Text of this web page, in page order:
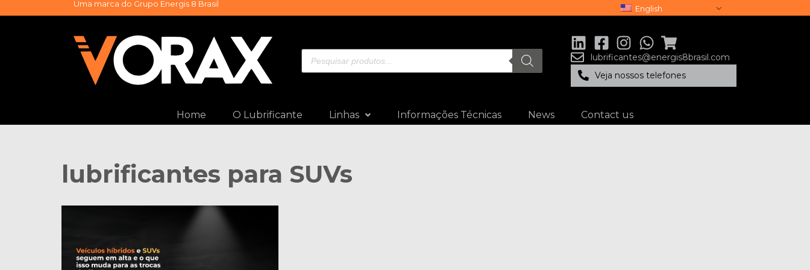
Uma marca do Grupo Energis 8 Brasil English
lubrificantes@energis8brasil.com
Veja nossos telefones
Home O Lubrificante Linhas Informações Técnicas News Contact us
lubrificantes para SUVs